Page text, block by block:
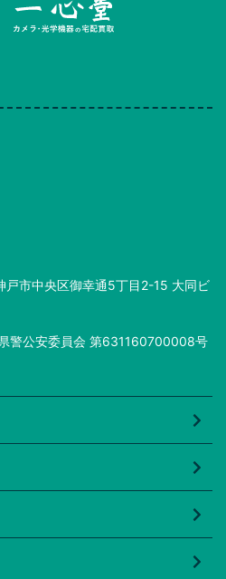
市中央区御幸通5丁目2-15 大同ビ
警公安委員会 第631160700008号